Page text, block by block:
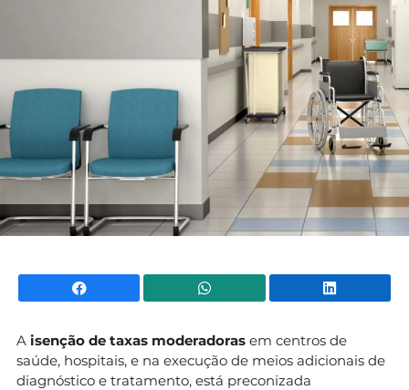
Facebook WhatsApp
A isenção de taxas moderadoras em centros de
saúde, hospitais, e na execução de meios adicionais de
diagnóstico e tratamento, está preconizada